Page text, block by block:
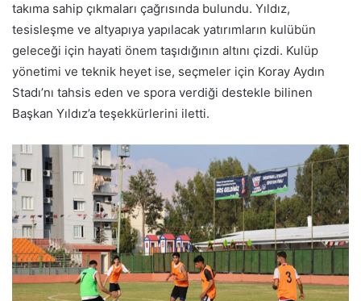
takıma sahip çıkmaları çağrısında bulundu. Yıldız,
tesisleşme ve altyapıya yapılacak yatırımların kulübün
geleceği için hayati önem taşıdığının altını çizdi. Kulüp
yönetimi ve teknik heyet ise, seçmeler için Koray Aydın
Stadı’nı tahsis eden ve spora verdiği destekle bilinen
Başkan Yıldız’a teşekkürlerini iletti.